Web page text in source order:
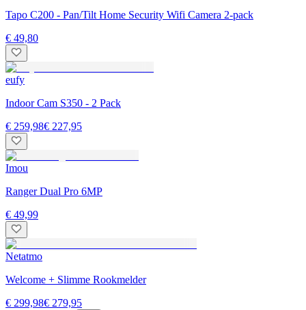
Tapo C200 - Pan/Tilt Home Security Wifi Camera 2-pack
€ 49,80
eufy
Indoor Cam S350 - 2 Pack
€ 259,98€ 227,95
Imou
Ranger Dual Pro 6MP
€ 49,99
Netatmo
Welcome + Slimme Rookmelder
€ 299,98€ 279,95